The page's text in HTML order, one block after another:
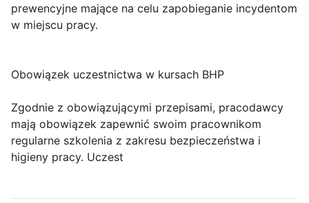
prewencyjne mające na celu zapobieganie incydentom
w miejscu pracy.
Obowiązek uczestnictwa w kursach BHP
Zgodnie z obowiązującymi przepisami, pracodawcy
mają obowiązek zapewnić swoim pracownikom
regularne szkolenia z zakresu bezpieczeństwa i
higieny pracy. Uczest